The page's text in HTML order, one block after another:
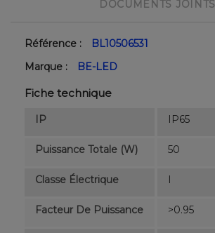
DOCUMENTS JOINTS
Référence :
BL10506531
Marque :
BE-LED
Fiche technique
IP IP65
Puissance Totale (W) 50
Classe Électrique
Facteur De Puissance >0.95